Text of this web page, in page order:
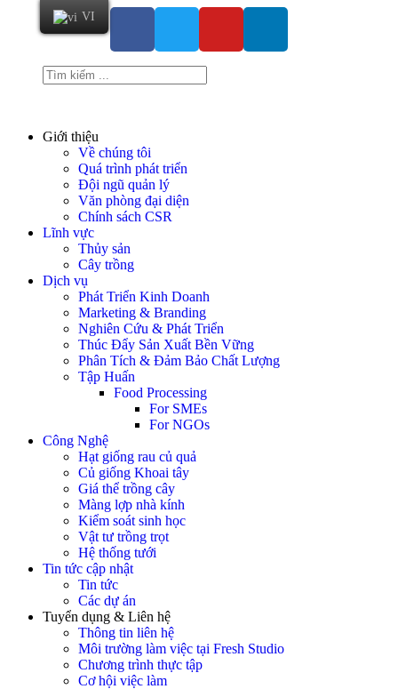
Giới thiệu
Về chúng tôi
Quá trình phát triển
Đội ngũ quản lý
Văn phòng đại diện
Chính sách CSR
Lĩnh vực
Thủy sản
Cây trồng
Dịch vụ
Phát Triển Kinh Doanh
Marketing & Branding
Nghiên Cứu & Phát Triển
Thúc Đẩy Sản Xuất Bền Vững
Phân Tích & Đảm Bảo Chất Lượng
Tập Huấn
Food Processing
For SMEs
For NGOs
Công Nghệ
Hạt giống rau củ quả
Củ giống Khoai tây
Giá thể trồng cây
Màng lợp nhà kính
Kiểm soát sinh học
Vật tư trồng trọt
Hệ thống tưới
Tin tức cập nhật
Tin tức
Các dự án
Tuyển dụng & Liên hệ
Thông tin liên hệ
Môi trường làm việc tại Fresh Studio
Chương trình thực tập
Cơ hội việc làm
VI